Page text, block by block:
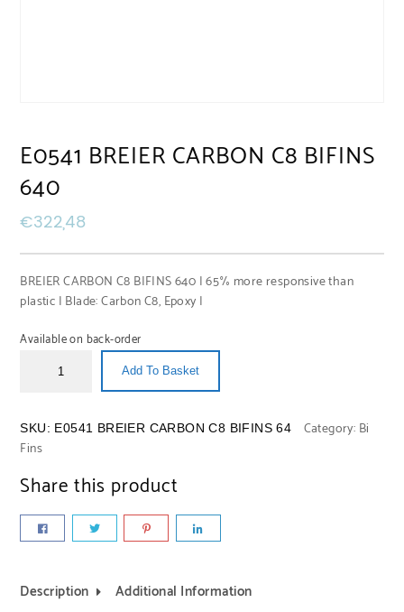
E0541 BREIER CARBON C8 BIFINS
640
€322,48
BREIER CARBON C8 BIFINS 640 | 65% more responsive than
plastic | Blade: Carbon C8, Epoxy |
Available on back-order
Add To Basket
SKU: E0541 BREIER CARBON C8 BIFINS 64 Category: Bi
Fins
Share this product
Description Additional Information